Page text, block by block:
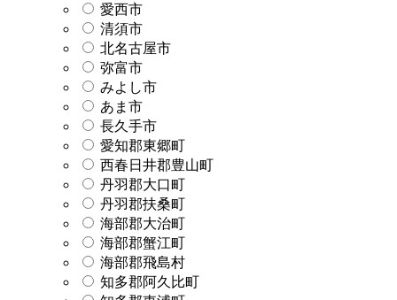
愛西市
清須市
北名古屋市
弥富市
みよし市
あま市
長久手市
愛知郡東郷町
西春日井郡豊山町
丹羽郡大口町
丹羽郡扶桑町
海部郡大治町
海部郡蟹江町
海部郡飛島村
知多郡阿久比町